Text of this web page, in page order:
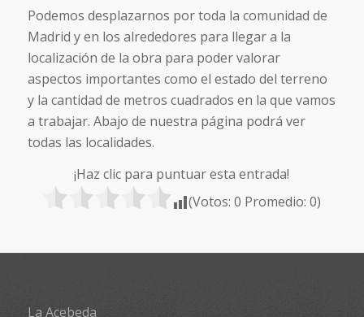
Podemos desplazarnos por toda la comunidad de
Madrid y en los alrededores para llegar a la
localización de la obra para poder valorar
aspectos importantes como el estado del terreno
y la cantidad de metros cuadrados en la que vamos
a trabajar. Abajo de nuestra página podrá ver
todas las localidades.
¡Haz clic para puntuar esta entrada!
(Votos:0 Promedio:0)
La Acebeda